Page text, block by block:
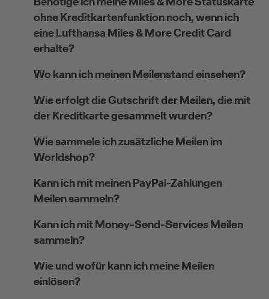
ohne Kreditkartenfunktion noch, wenn ich
eine Lufthansa Miles & More Credit Card
erhalte?
Wo kann ich meinen Meilenstand einsehen?
Wie erfolgt die Gutschrift der Meilen, die mit
der Kreditkarte gesammelt wurden?
Wie sammele ich zusätzliche Meilen im
Worldshop?
Kann ich mit meinen PayPal-Zahlungen
Meilen sammeln?
Kann ich mit Money-Send-Services Meilen
sammeln?
Wie und wofür kann ich meine Meilen
einlösen?